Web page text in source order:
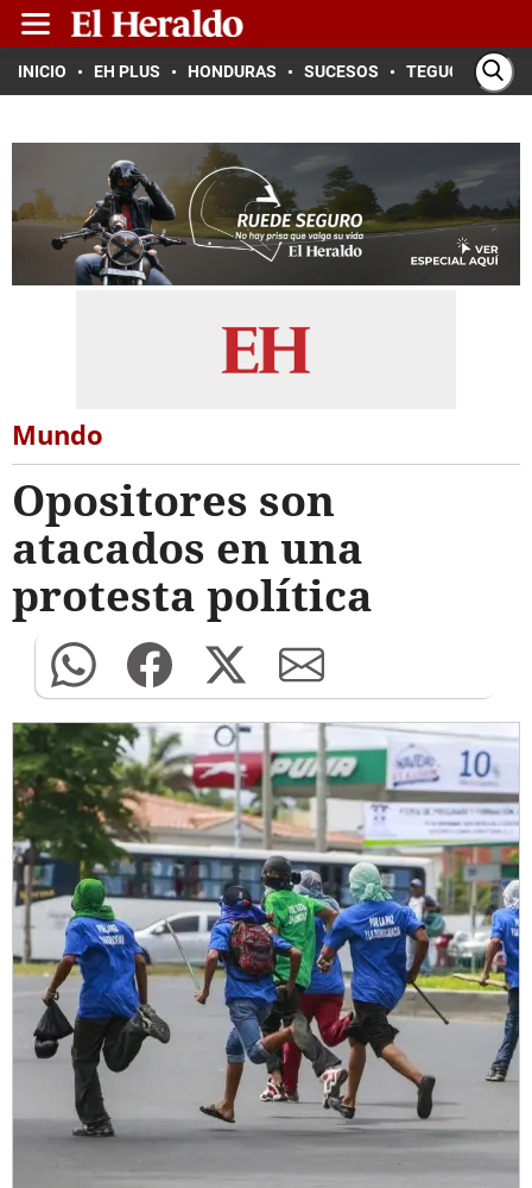
INICIO EH PLUS HONDURAS SUCESOS TEGUCIGALPA
Mundo
Opositores son
atacados en una
protesta política